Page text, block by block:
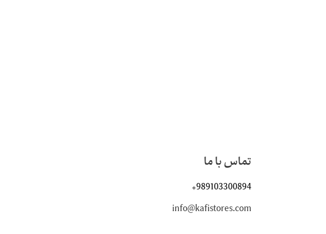
تماس با ما
+989103300894
info@kafistores.com